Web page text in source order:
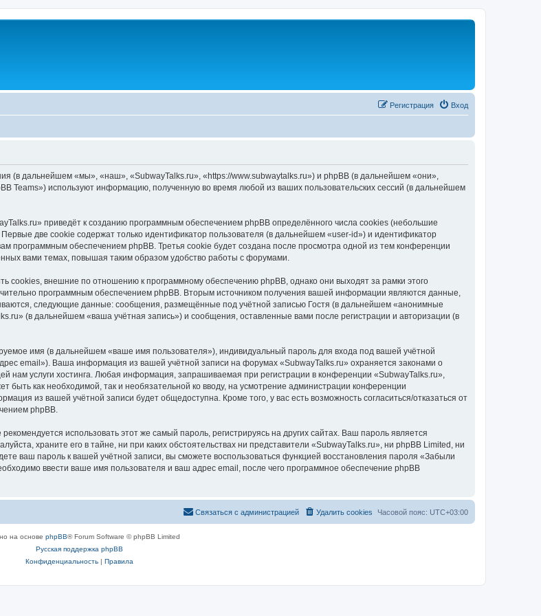
Вход
Регистрация
(в дальнейшем «мы», «наш», «SubwayTalks.ru», «https://www.subwaytalks.ru») и phpBB (в дальнейшем «они»,
Teams») используют информацию, полученную во время любой из ваших пользовательских сессий (в дальнейшем
приведёт к созданию программным обеспечением phpBB определённого числа cookies (небольшие
две cookie содержат только идентификатор пользователя (в дальнейшем «user-id») и идентификатор
программным обеспечением phpBB. Третья cookie будет создана после просмотра одной из тем конференции
вами темах, повышая таким образом удобство работы с форумами.
cookies, внешние по отношению к программному обеспечению phpBB, однако они выходят за рамки этого
программным обеспечением phpBB. Вторым источником получения вашей информации являются данные,
следующие данные: сообщения, размещённые под учётной записью Гостя (в дальнейшем «анонимные
(в дальнейшем «ваша учётная запись») и сообщения, оставленные вами после регистрации и авторизации (в
имя (в дальнейшем «ваше имя пользователя»), индивидуальный пароль для входа под вашей учётной
email»). Ваша информация из вашей учётной записи на форумах «SubwayTalks.ru» охраняется законами о
услуги хостинга. Любая информация, запрашиваемая при регистрации в конференции «SubwayTalks.ru»,
как необходимой, так и необязательной ко вводу, на усмотрение администрации конференции
из вашей учётной записи будет общедоступна. Кроме того, у вас есть возможность согласиться/отказаться от
phpBB.
использовать этот же самый пароль, регистрируясь на других сайтах. Ваш пароль является
храните его в тайне, ни при каких обстоятельствах ни представители «SubwayTalks.ru», ни phpBB Limited, ни
ваш пароль к вашей учётной записи, вы сможете воспользоваться функцией восстановления пароля «Забыли
ввести ваше имя пользователя и ваш адрес email, после чего программное обеспечение phpBB
Часовой пояс: UTC+03:00
Удалить cookies
Связаться с администрацией
на основе phpBB® Forum Software © phpBB Limited
Русская поддержка phpBB
Конфиденциальность| Правила